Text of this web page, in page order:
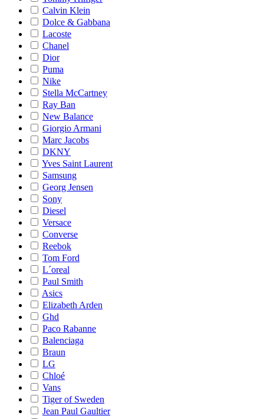
Calvin Klein
Dolce & Gabbana
Lacoste
Chanel
Dior
Puma
Nike
Stella McCartney
Ray Ban
New Balance
Giorgio Armani
Marc Jacobs
DKNY
Yves Saint Laurent
Samsung
Georg Jensen
Sony
Diesel
Versace
Converse
Reebok
Tom Ford
L´oreal
Paul Smith
Asics
Elizabeth Arden
Ghd
Paco Rabanne
Balenciaga
Braun
LG
Chloé
Vans
Tiger of Sweden
Jean Paul Gaultier